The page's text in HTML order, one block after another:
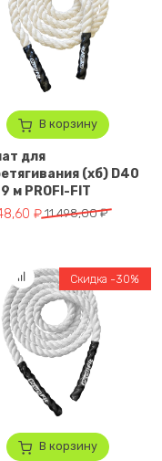
492,00 ₽.
В корзину
для
(хб) D40
м PROFI-FIT
11 498,00₽
цена
₽
цена: 8 048,60 ₽.
В корзину
Скидка -30%